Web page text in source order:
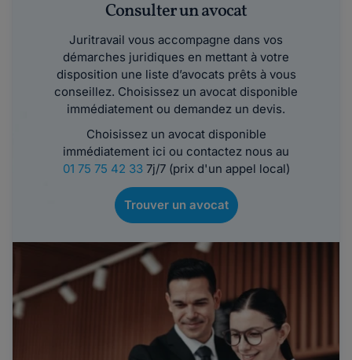
Consulter un avocat
Juritravail vous accompagne dans vos
démarches juridiques en mettant à votre
disposition une liste d’avocats prêts à vous
conseillez. Choisissez un avocat disponible
immédiatement ou demandez un devis.
Choisissez un avocat disponible
immédiatement ici ou contactez nous au
01 75 75 42 337j/7 (prix d'un appel local)
Trouver un avocat